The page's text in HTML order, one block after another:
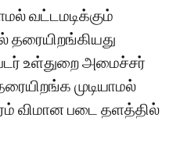
வட்டமடிக்கும்
தரையிறங்கியது
உள்துறை அமைச்சர்
முடியாமல்
விமான படை தளத்தில்